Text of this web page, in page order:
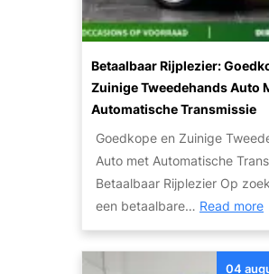
Betaalbaar Rijplezier:
Zuinige Tweedehands Auto
Automatische Transmissie
Goedkope en Zuinige
Auto met Automatische
Betaalbaar Rijplezier Op
een betaalbare… Read more:
e
04